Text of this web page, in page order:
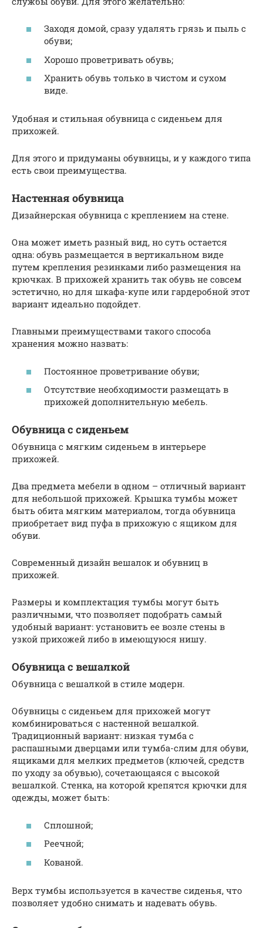
Заходя домой, сразу удалять грязь и пыль с
обуви;
Хорошо проветривать обувь;
Хранить обувь только в чистом и сухом
виде.
Удобная и стильная обувница с сиденьем для
прихожей.
Для этого и придуманы обувницы, и у каждого типа
есть свои преимущества.
Настенная обувница
Дизайнерская обувница с креплением на стене.
Она может иметь разный вид, но суть остается
одна: обувь размещается в вертикальном виде
путем крепления резинками либо размещения на
крючках. В прихожей хранить так обувь не совсем
эстетично, но для шкафа-купе или гардеробной этот
вариант идеально подойдет.
Главными преимуществами такого способа
хранения можно назвать:
Постоянное проветривание обуви;
Отсутствие необходимости размещать в
прихожей дополнительную мебель.
Обувница с сиденьем
Обувница с мягким сиденьем в интерьере
прихожей.
Два предмета мебели в одном – отличный вариант
для небольшой прихожей. Крышка тумбы может
быть обита мягким материалом, тогда обувница
приобретает вид пуфа в прихожую с ящиком для
обуви.
Современный дизайн вешалок и обувниц в
прихожей.
Размеры и комплектация тумбы могут быть
различными, что позволяет подобрать самый
удобный вариант: установить ее возле стены в
узкой прихожей либо в имеющуюся нишу.
Обувница с вешалкой
Обувница с вешалкой в стиле модерн.
Обувницы с сиденьем для прихожей могут
комбинироваться с настенной вешалкой.
Традиционный вариант: низкая тумба с
распашными дверцами или тумба-слим для обуви,
ящиками для мелких предметов (ключей, средств
по уходу за обувью), сочетающаяся с высокой
вешалкой. Стенка, на которой крепятся крючки для
одежды, может быть:
Сплошной;
Реечной;
Кованой.
Верх тумбы используется в качестве сиденья, что
позволяет удобно снимать и надевать обувь.